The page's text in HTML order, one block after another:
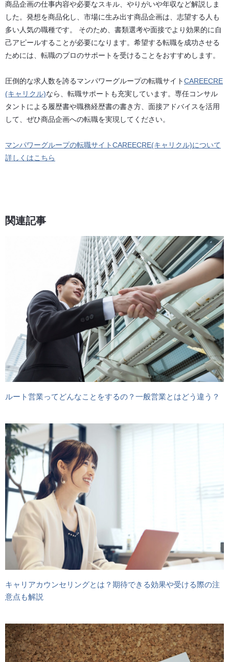
商品企画の仕事内容や必要なスキル、やりがいや年収など解説しま
した。発想を商品化し、市場に生み出す商品企画は、志望する人も
多い人気の職種です。 そのため、書類選考や面接でより効果的に自
己アピールすることが必要になります。希望する転職を成功させる
ためには、転職のプロのサポートを受けることをおすすめします。
圧倒的な求人数を誇るマンパワーグループの転職サイトCAREECRE
(キャリクル)なら、転職サポートも充実しています。専任コンサル
タントによる履歴書や職務経歴書の書き方、面接アドバイスを活用
して、ぜひ商品企画への転職を実現してください。
マンパワーグループの転職サイトCAREECRE(キャリクル)について
詳しくはこちら
関連記事
ルート営業ってどんなことをするの？一般営業とはどう違う？
キャリアカウンセリングとは？期待できる効果や受ける際の注
意点も解説